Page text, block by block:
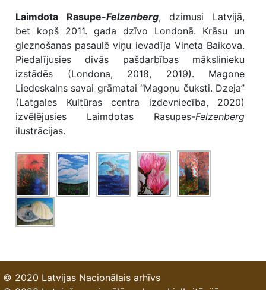
Laimdota Rasupe-Felzenberg, dzimusi Latvijā,
bet kopš 2011. gada dzīvo Londonā. Krāsu un
gleznošanas pasaulē viņu ievadīja Vineta Baikova.
Piedalījusies divās pašdarbības mākslinieku
izstādēs (Londona, 2018, 2019). Magone
Liedeskalns savai grāmatai “Magoņu čuksti. Dzeja”
(Latgales Kultūras centra izdevniecība, 2020)
izvēlējusies Laimdotas Rasupes-Felzenberg
ilustrācijas.
© 2020 Latvijas Nacionālais arhīvs